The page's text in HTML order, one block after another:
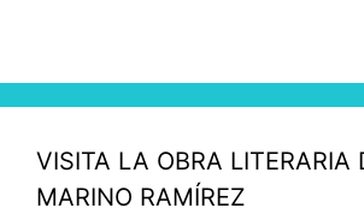
VISITA LA OBRA LITERARIA
MARINO RAMÍREZ